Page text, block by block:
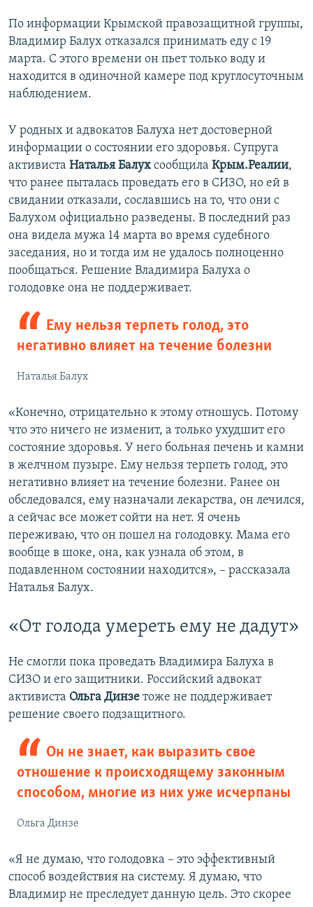
По информации Крымской правозащитной группы,
Владимир Балух отказался принимать еду с 19
марта. С этого времени он пьет только воду и
находится в одиночной камере под круглосуточным
наблюдением.
У родных и адвокатов Балуха нет достоверной
информации о состоянии его здоровья. Супруга
активиста Наталья Балух сообщила Крым.Реалии,
что ранее пыталась проведать его в СИЗО, но ей в
свидании отказали, сославшись на то, что они с
Балухом официально разведены. В последний раз
она видела мужа 14 марта во время судебного
заседания, но и тогда им не удалось полноценно
пообщаться. Решение Владимира Балуха о
голодовке она не поддерживает.
Ему нельзя терпеть голод, это
негативно влияет на течение болезни
Наталья Балух
«Конечно, отрицательно к этому отношусь. Потому
что это ничего не изменит, а только ухудшит его
состояние здоровья. У него больная печень и камни
в желчном пузыре. Ему нельзя терпеть голод, это
негативно влияет на течение болезни. Ранее он
обследовался, ему назначали лекарства, он лечился,
а сейчас все может сойти на нет. Я очень
переживаю, что он пошел на голодовку. Мама его
вообще в шоке, она, как узнала об этом, в
подавленном состоянии находится», – рассказала
Наталья Балух.
«От голода умереть ему не дадут»
Не смогли пока проведать Владимира Балуха в
СИЗО и его защитники. Российский адвокат
активиста Ольга Динзе тоже не поддерживает
решение своего подзащитного.
Он не знает, как выразить свое
отношение к происходящему законным
способом, многие из них уже исчерпаны
Ольга Динзе
«Я не думаю, что голодовка – это эффективный
способ воздействия на систему. Я думаю, что
Владимир не преследует данную цель. Это скорее